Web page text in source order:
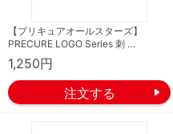
【プリキュアオールスターズ】
PRECURE LOGO Series 刺 …
1,250円